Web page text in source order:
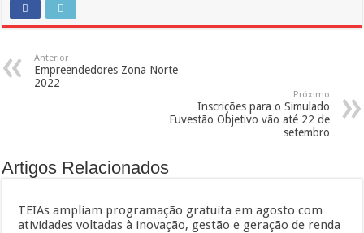
Anterior
Empreendedores Zona Norte
2022
Próximo
Inscrições para o Simulado
Fuvestão Objetivo vão até 22 de
setembro
Artigos Relacionados
TEIAs ampliam programação gratuita em agosto com
atividades voltadas à inovação, gestão e geração de renda